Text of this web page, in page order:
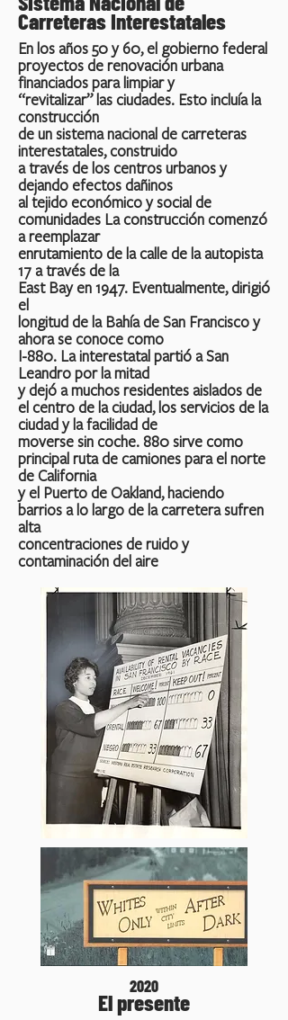
Carreteras Interestatales
En los años 50 y 60, el gobierno federal
proyectos de renovación urbana
financiados para limpiar y
“revitalizar” las ciudades. Esto incluía la
construcción
de un sistema nacional de carreteras
interestatales, construido
a través de los centros urbanos y
dejando efectos dañinos
al tejido económico y social de
comunidades La construcción comenzó
a reemplazar
enrutamiento de la calle de la autopista
17 a través de la
East Bay en 1947. Eventualmente, dirigió
el
longitud de la Bahía de San Francisco y
ahora se conoce como
I-880. La interestatal partió a San
Leandro por la mitad
y dejó a muchos residentes aislados de
el centro de la ciudad, los servicios de la
ciudad y la facilidad de
moverse sin coche. 880 sirve como
principal ruta de camiones para el norte
de California
y el Puerto de Oakland, haciendo
barrios a lo largo de la carretera sufren
alta
concentraciones de ruido y
contaminación del aire
2020
El presente